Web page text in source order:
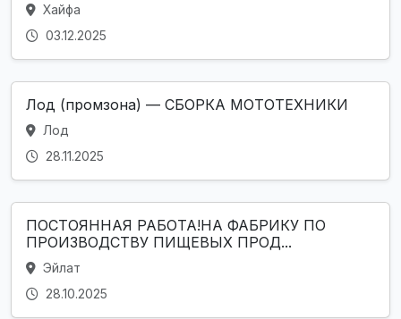
Хайфа
03.12.2025
Лод (промзона) — СБОРКА МОТОТЕХНИКИ
Лод
28.11.2025
ПОСТОЯННАЯ РАБОТА!НА ФАБРИКУ ПО
ПРОИЗВОДСТВУ ПИЩЕВЫХ ПРОД...
Эйлат
28.10.2025